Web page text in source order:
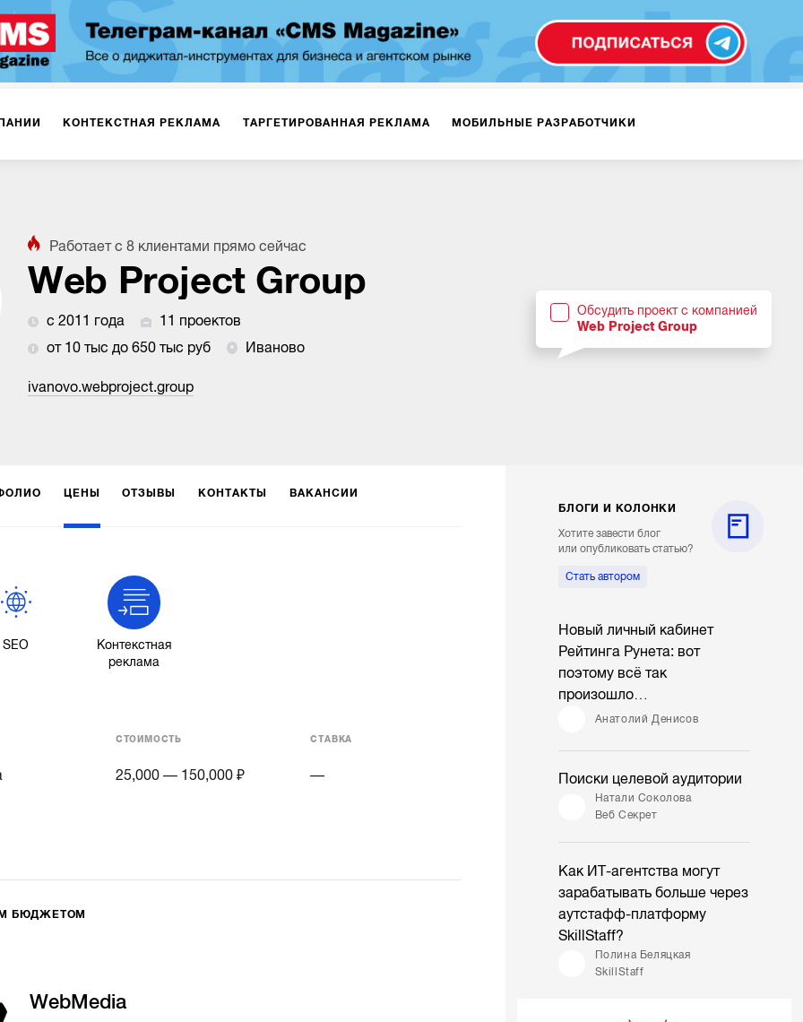
КОНТЕКСТНАЯ РЕКЛАМА ТАРГЕТИРОВАННАЯ РЕКЛАМА МОБИЛЬНЫЕ РАЗРАБОТЧИКИ
РАБОТА С МАРКЕТПЛЕЙСАМИ
Работает с8 клиентами прямо сейчас
Web Project Group
с 2011 года
11 проектов
от 10 тыс до 650 тыс руб
Иваново
ivanovo.webproject.group
Обсудить проект с компанией
Web Project Group
ЦЕНЫ ОТЗЫВЫ КОНТАКТЫ ВАКАНСИИ
SEO
Контекстная
реклама
СТОИМОСТЬ СТАВКА
25,000 — 150,000 ₽ —
БЮДЖЕТОМ
WebMedia
БЛОГИ И КОЛОНКИ
Хотите завести блог
или опубликовать статью?
Стать автором
Новый личный кабинет
Рейтинга Рунета: вот
поэтому всё так
произошло…
Анатолий Денисов
Поиски целевой аудитории
Натали Соколова
Веб Секрет
Как ИТ-агентства могут
зарабатывать больше через
аутстафф-платформу
SkillStaff?
Полина Беляцкая
SkillStaff